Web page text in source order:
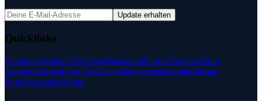
Update erhalten
Quicklinks
LösungsbeispieleUse CasesBausteinePartnerPodcastsZum
AnwenderkreisÜber UnsEventsNewsletterKontaktPartner
PortalAnbieter finden